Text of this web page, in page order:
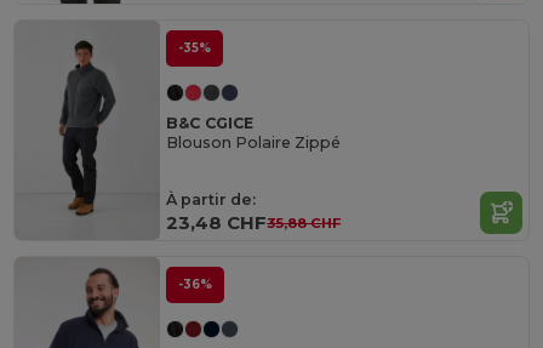
-35%
B&C CGICE
Blouson Polaire Zippé
À partir de:
23,48 CHF35,88 CHF
-36%